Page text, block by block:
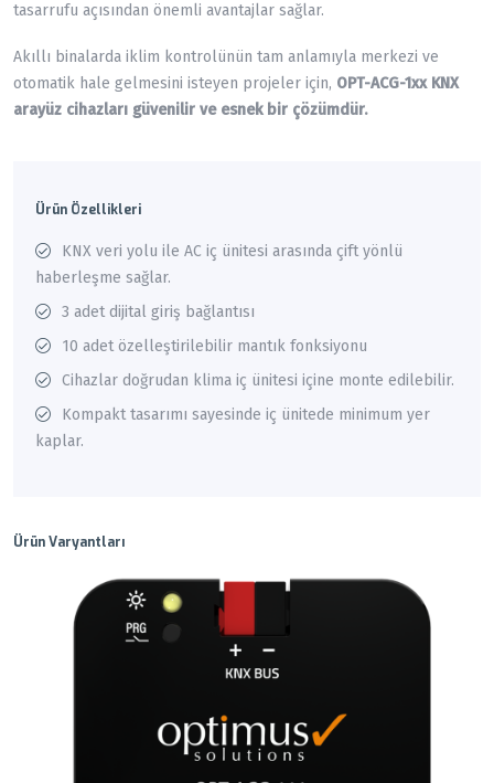
tasarrufu açısından önemli avantajlar sağlar.
Akıllı binalarda iklim kontrolünün tam anlamıyla merkezi ve
otomatik hale gelmesini isteyen projeler için, OPT-ACG-1xx KNX
arayüz cihazları güvenilir ve esnek bir çözümdür.
Ürün Özellikleri
KNX veri yolu ile AC iç ünitesi arasında çift yönlü
haberleşme sağlar.
3 adet dijital giriş bağlantısı
10 adet özelleştirilebilir mantık fonksiyonu
Cihazlar doğrudan klima iç ünitesi içine monte edilebilir.
Kompakt tasarımı sayesinde iç ünitede minimum yer
kaplar.
Ürün Varyantları